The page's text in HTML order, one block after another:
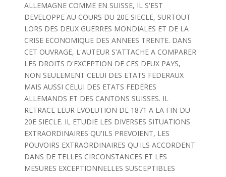
ALLEMAGNE COMME EN SUISSE, IL S'EST
DEVELOPPE AU COURS DU 20E SIECLE, SURTOUT
LORS DES DEUX GUERRES MONDIALES ET DE LA
CRISE ECONOMIQUE DES ANNEES TRENTE. DANS
CET OUVRAGE, L'AUTEUR S'ATTACHE A COMPARER
LES DROITS D'EXCEPTION DE CES DEUX PAYS,
NON SEULEMENT CELUI DES ETATS FEDERAUX
MAIS AUSSI CELUI DES ETATS FEDERES
ALLEMANDS ET DES CANTONS SUISSES. IL
RETRACE LEUR EVOLUTION DE 1871 A LA FIN DU
20E SIECLE. IL ETUDIE LES DIVERSES SITUATIONS
EXTRAORDINAIRES QU'ILS PREVOIENT, LES
POUVOIRS EXTRAORDINAIRES QU'ILS ACCORDENT
DANS DE TELLES CIRCONSTANCES ET LES
MESURES EXCEPTIONNELLES SUSCEPTIBLES